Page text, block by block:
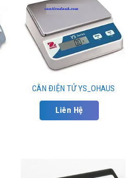
CÂN ĐIỆN TỬ YS_OHAUS
Liên Hệ